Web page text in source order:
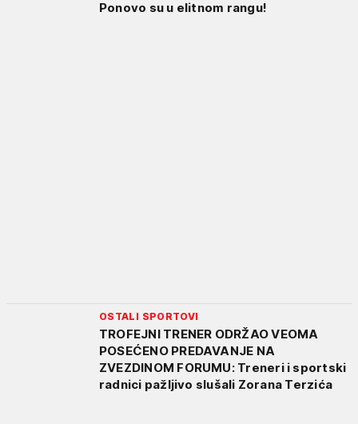
Ponovo su u elitnom rangu!
OSTALI SPORTOVI
TROFEJNI TRENER ODRŽAO VEOMA
POSEĆENO PREDAVANJE NA
ZVEZDINOM FORUMU: Treneri i sportski
radnici pažljivo slušali Zorana Terzića